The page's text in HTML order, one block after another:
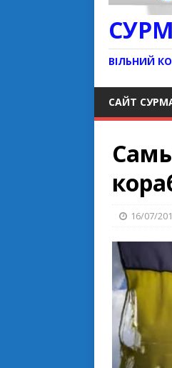
ВІЛЬНИЙ
САЙТ
16/07/